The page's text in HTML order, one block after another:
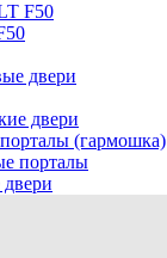
F50
двери
двери
(гармошка)
порталы
двери